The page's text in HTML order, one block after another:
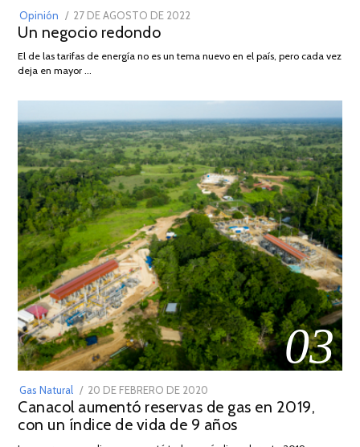
Opinión
POSTED
ON
27 DE AGOSTO DE 2022
DE
Un negocio redondo
El de las tarifas de energía no es un tema nuevo en el país, pero cada vez
deja en mayor …
03
Gas Natural
POSTED
ON
20 DE FEBRERO DE 2020
DE
JULIO
Canacol aumentó reservas de gas en 2019,
con un índice de vida de 9 años